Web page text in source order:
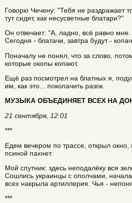
Говорю Чечену: "Тебя не раздражает
тут сидят, как несусветные блатари?"
Он отвечает: "А, ладно, всё равно
Сегодня - блатачи, завтра будут -
Поначалу не понял, что за слово,
которые окопы копают.
Ещё раз посмотрел на блатных я,
им, как это... покопачить разок.
МУЗЫКА ОБЪЕДИНЯЕТ ВСЕХ НА
21 сентября, 12:01
***
Едем вечером по трассе, открыл окно,
псиной пахнет.
Мой спутник: здесь неподалёку вся
Сошлись украинцы с ополчами,
всех накрыла артиллерия. Чья -
***